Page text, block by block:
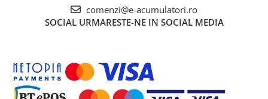
comenzi@e-acumulatori.ro
SOCIAL URMARESTE-NE IN SOCIAL MEDIA